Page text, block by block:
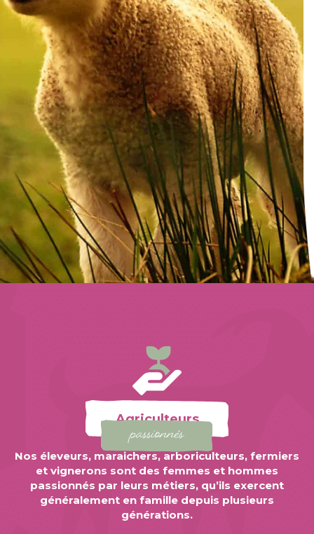
Agriculteurs
passionnés
Nos éleveurs, maraichers, arboriculteurs, fermiers
et vignerons sont des femmes et hommes
passionnés par leurs métiers, qu’ils exercent
généralement en famille depuis plusieurs
générations.